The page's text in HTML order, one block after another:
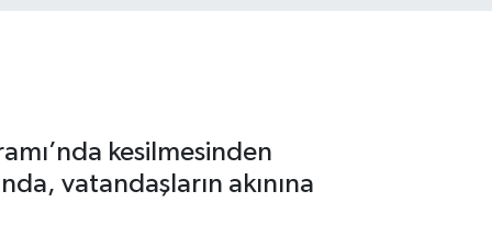
kesilmesinden
vatandaşların akınına